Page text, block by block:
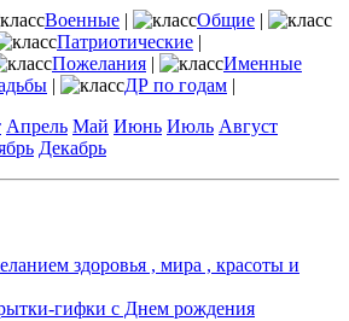
Военные | Общие |
Патриотические |
Пожелания |
Именные
| ДР по годам |
Апрель Май Июнь Июль Август
Декабрь
здоровья , мира , красоты и
гифки с Днем рождения